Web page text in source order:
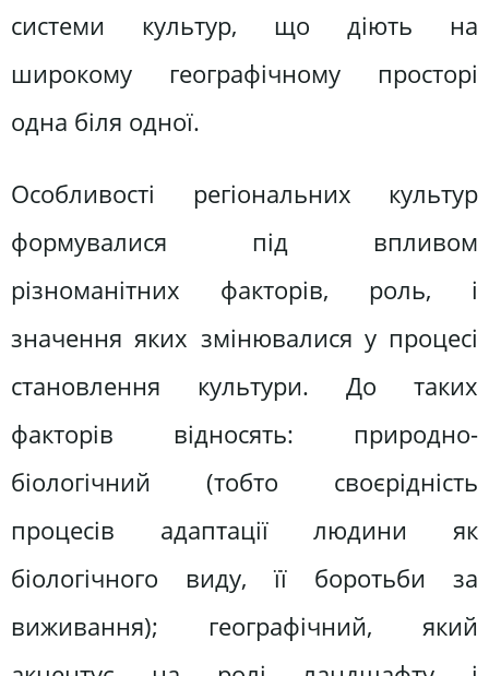
системи культур, що діють на
широкому географічному просторі
одна біля одної.
Особливості регіональних культур
формувалися під впливом
різноманітних факторів, роль, і
значення яких змінювалися у процесі
становлення культури. До таких
факторів відносять: природно-
біологічний (тобто своєрідність
процесів адаптації людини як
біологічного виду, її боротьби за
виживання); географічний, який